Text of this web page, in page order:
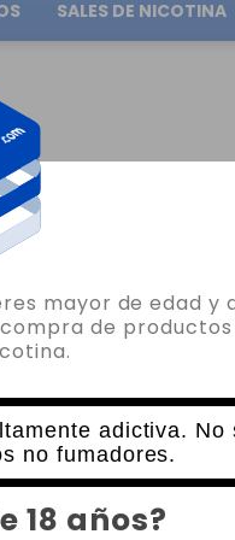
mayor de edad y
de productos
adictiva. No
no fumadores.
18 años?
a 30.00€
SALES DE NICOTINA
M MESH EXCEED